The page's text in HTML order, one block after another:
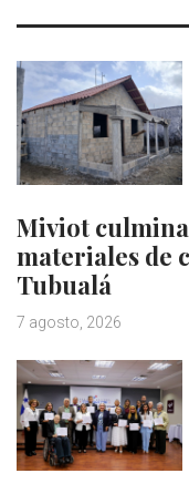
Miviot
materiales de
Tubualá
7 agosto, 2026